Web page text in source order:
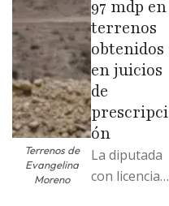
Terrenos de
Evangelina
Moreno
97 mdp en
terrenos
obtenidos
en juicios
de
prescripci
ón
La diputada
con licencia